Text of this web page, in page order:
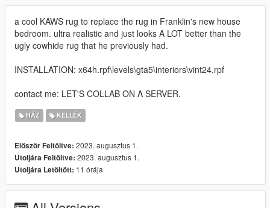
a cool KAWS rug to replace the rug in Franklin's new house
bedroom. ultra realistic and just looks A LOT better than the
ugly cowhide rug that he previously had.
INSTALLATION: x64h.rpf\levels\gta5\interiors\vint24.rpf
contact me: LET'S COLLAB ON A SERVER.
HÁZ KELLÉK
Először Feltöltve: 2023. augusztus 1.
Utoljára Feltöltve: 2023. augusztus 1.
Utoljára Letöltött: 11 órája